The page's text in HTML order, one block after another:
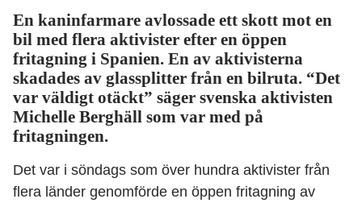
En kaninfarmare avlossade ett skott mot en
bil med flera aktivister efter en öppen
fritagning i Spanien. En av aktivisterna
skadades av glassplitter från en bilruta. “Det
var väldigt otäckt” säger svenska aktivisten
Michelle Berghäll som var med på
fritagningen.
Det var i söndags som över hundra aktivister från
flera länder genomförde en öppen fritagning av